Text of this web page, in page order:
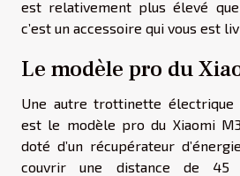
est relativement plus élevé
c’est un accessoire qui vous est
Le modèle pro du
Une autre trottinette
est le modèle pro du Xiaomi
doté d’un récupérateur
couvrir une distance de 45